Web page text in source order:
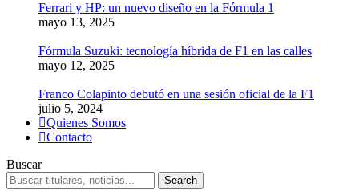
Ferrari y HP: un nuevo diseño en la Fórmula 1
mayo 13, 2025
Fórmula Suzuki: tecnología híbrida de F1 en las calles
mayo 12, 2025
Franco Colapinto debutó en una sesión oficial de la F1
julio 5, 2024
Quienes Somos
Contacto
Buscar